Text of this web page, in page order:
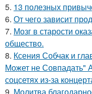
5. 13 полезных
6. От чего зависит
7. Мозг в старости
общество.
8. Ксения Собчак и
Может не Совпадать"
соцсетях из-за
9. Молитва